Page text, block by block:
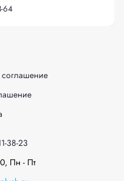
64
соглашение
38-23
Пн - Пт